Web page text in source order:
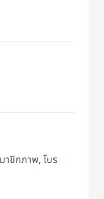
ชิกภาพ, โบร